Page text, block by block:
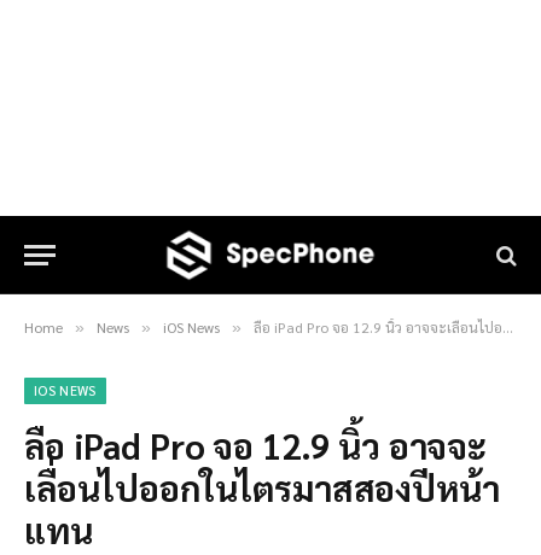
Home » News » iOS News » ลือ iPad Pro จอ 12.9 นิ้ว อาจจะเลื่อนไปออกในไตรมาสสองปีหน้าแทน
IOS NEWS
ลือ iPad Pro จอ 12.9 นิ้ว อาจจะ
เลื่อนไปออกในไตรมาสสองปีหน้า
แทน